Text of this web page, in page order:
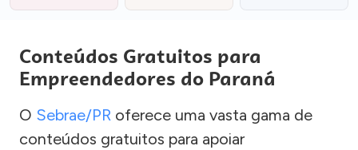
Conteúdos Gratuitos para
Empreendedores do Paraná
O Sebrae/PR oferece uma vasta gama de
conteúdos gratuitos para apoiar